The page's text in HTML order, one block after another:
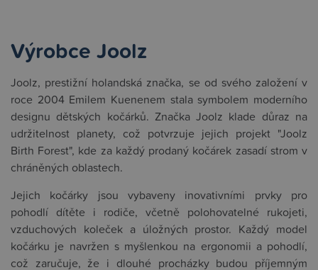
Výrobce Joolz
Joolz, prestižní holandská značka, se od svého založení v
roce 2004 Emilem Kuenenem stala symbolem moderního
designu dětských kočárků. Značka Joolz klade důraz na
udržitelnost planety, což potvrzuje jejich projekt "Joolz
Birth Forest", kde za každý prodaný kočárek zasadí strom v
chráněných oblastech.
Jejich kočárky jsou vybaveny inovativními prvky pro
pohodlí dítěte i rodiče, včetně polohovatelné rukojeti,
vzduchových koleček a úložných prostor. Každý model
kočárku je navržen s myšlenkou na ergonomii a pohodlí,
což zaručuje, že i dlouhé procházky budou příjemným